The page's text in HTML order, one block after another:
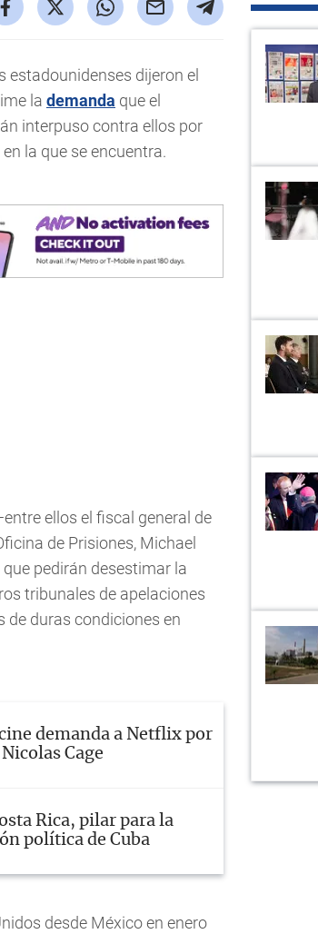
estadounidenses dijeron el
la demanda que el
interpuso contra ellos por
la que se encuentra.
ellos el fiscal general de
de Prisiones, Michael
pedirán desestimar la
tribunales de apelaciones
de duras condiciones en
demanda a Netflix por
Cage
Rica, pilar para la
política de Cuba
desde México en enero